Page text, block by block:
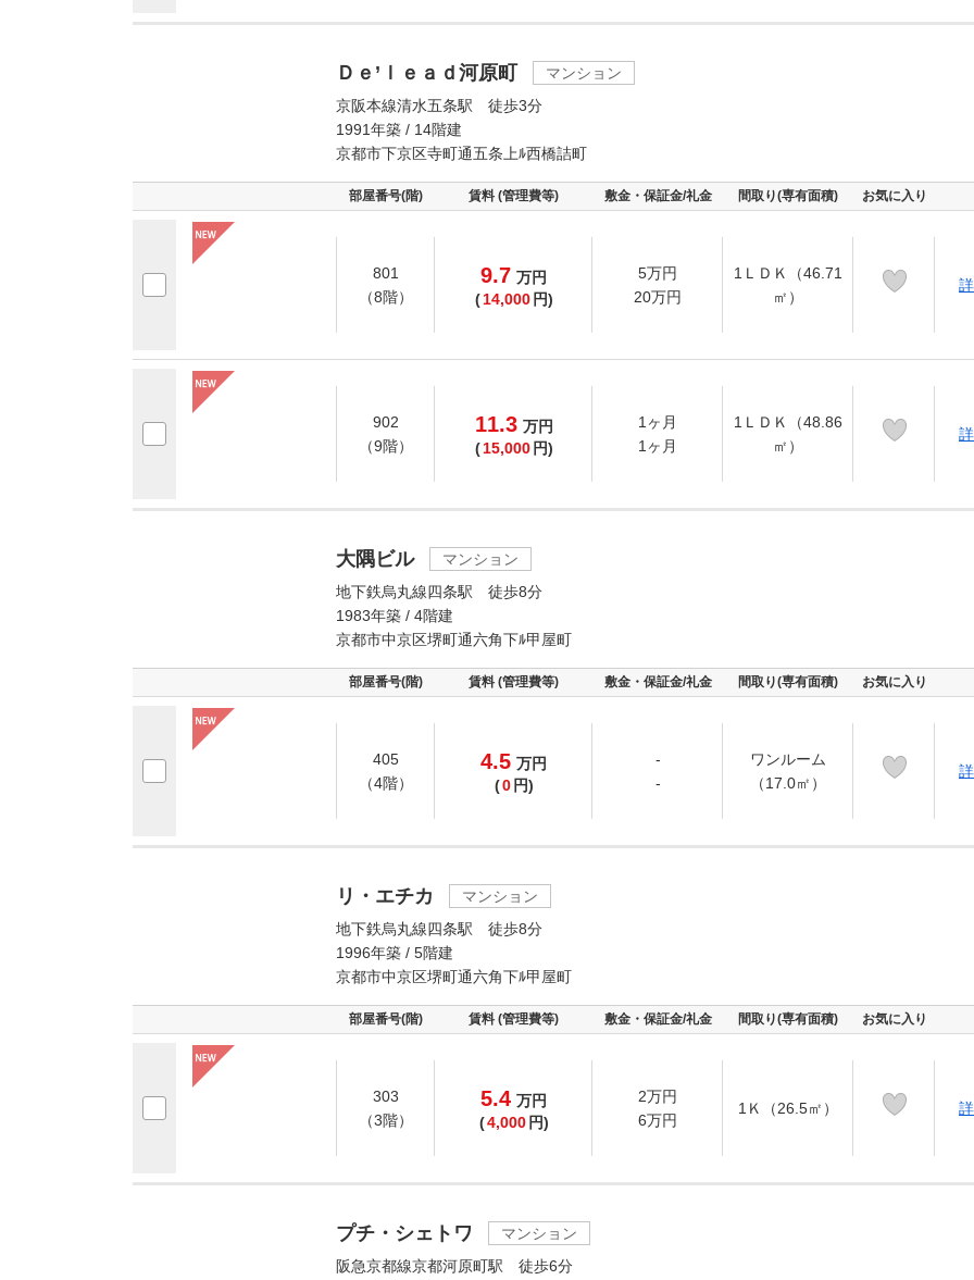
Ｄｅ’ｌｅａｄ河原町
マンション
京阪本線清水五条駅 徒歩3分
1991年築 / 14階建
京都市下京区寺町通五条上ﾙ西橋詰町
部屋番号(階) 賃料 (管理費等) 敷金・保証金/礼金 間取り(専有面積) お気に入り
801
（8階）
9.7 万円
( 14,000 円)
5万円
20万円
1ＬＤＫ（46.71
㎡）
902
（9階）
11.3 万円
( 15,000 円)
1ヶ月
1ヶ月
1ＬＤＫ（48.86
㎡）
大隅ビル
マンション
地下鉄烏丸線四条駅 徒歩8分
1983年築 / 4階建
京都市中京区堺町通六角下ﾙ甲屋町
部屋番号(階) 賃料 (管理費等) 敷金・保証金/礼金 間取り(専有面積) お気に入り
405
（4階）
4.5 万円
(0 円)
-
-
ワンルーム
（17.0㎡）
リ・エチカ
マンション
地下鉄烏丸線四条駅 徒歩8分
1996年築 / 5階建
京都市中京区堺町通六角下ﾙ甲屋町
部屋番号(階) 賃料 (管理費等) 敷金・保証金/礼金 間取り(専有面積) お気に入り
303
（3階）
5.4 万円
(4,000 円)
2万円
6万円
1Ｋ（26.5㎡）
プチ・シェトワ
マンション
阪急京都線京都河原町駅 徒歩6分